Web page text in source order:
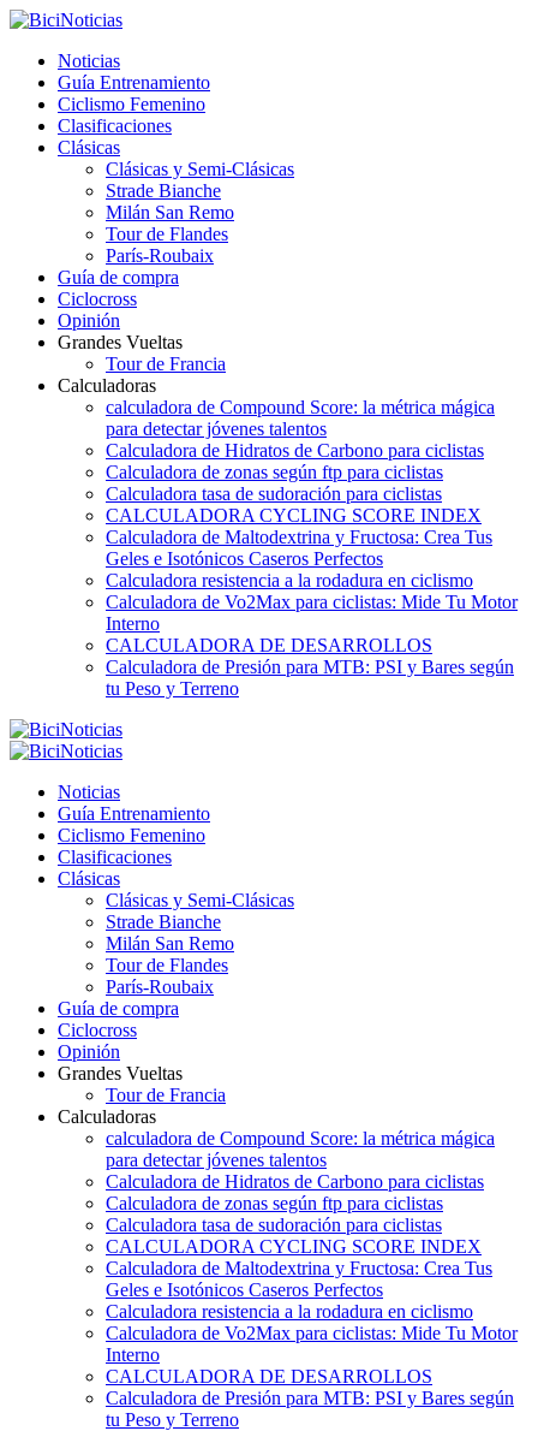
Noticias
Guía Entrenamiento
Ciclismo Femenino
Clasificaciones
Clásicas
Clásicas y Semi-Clásicas
Strade Bianche
Milán San Remo
Tour de Flandes
París-Roubaix
Guía de compra
Ciclocross
Opinión
Grandes Vueltas
Tour de Francia
Calculadoras
calculadora de Compound Score: la métrica mágica
para detectar jóvenes talentos
Calculadora de Hidratos de Carbono para ciclistas
Calculadora de zonas según ftp para ciclistas
Calculadora tasa de sudoración para ciclistas
CALCULADORA CYCLING SCORE INDEX
Calculadora de Maltodextrina y Fructosa: Crea Tus
Geles e Isotónicos Caseros Perfectos
Calculadora resistencia a la rodadura en ciclismo
Calculadora de Vo2Max para ciclistas: Mide Tu Motor
Interno
CALCULADORA DE DESARROLLOS
Calculadora de Presión para MTB: PSI y Bares según
tu Peso y Terreno
Noticias
Guía Entrenamiento
Ciclismo Femenino
Clasificaciones
Clásicas
Clásicas y Semi-Clásicas
Strade Bianche
Milán San Remo
Tour de Flandes
París-Roubaix
Guía de compra
Ciclocross
Opinión
Grandes Vueltas
Tour de Francia
Calculadoras
calculadora de Compound Score: la métrica mágica
para detectar jóvenes talentos
Calculadora de Hidratos de Carbono para ciclistas
Calculadora de zonas según ftp para ciclistas
Calculadora tasa de sudoración para ciclistas
CALCULADORA CYCLING SCORE INDEX
Calculadora de Maltodextrina y Fructosa: Crea Tus
Geles e Isotónicos Caseros Perfectos
Calculadora resistencia a la rodadura en ciclismo
Calculadora de Vo2Max para ciclistas: Mide Tu Motor
Interno
CALCULADORA DE DESARROLLOS
Calculadora de Presión para MTB: PSI y Bares según
tu Peso y Terreno